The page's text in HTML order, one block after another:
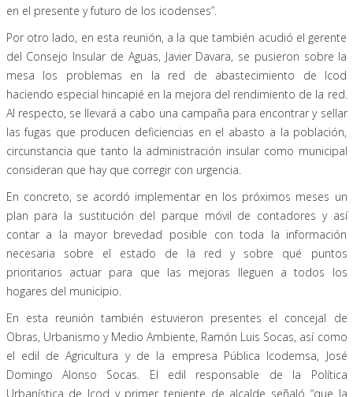
en el presente y futuro de los icodenses”.
Por otro lado, en esta reunión, a la que también acudió el gerente
del Consejo Insular de Aguas, Javier Davara, se pusieron sobre la
mesa los problemas en la red de abastecimiento de Icod
haciendo especial hincapié en la mejora del rendimiento de la red.
Al respecto, se llevará a cabo una campaña para encontrar y sellar
las fugas que producen deficiencias en el abasto a la población,
circunstancia que tanto la administración insular como municipal
consideran que hay que corregir con urgencia.
En concreto, se acordó implementar en los próximos meses un
plan para la sustitución del parque móvil de contadores y así
contar a la mayor brevedad posible con toda la información
necesaria sobre el estado de la red y sobre qué puntos
prioritarios actuar para que las mejoras lleguen a todos los
hogares del municipio.
En esta reunión también estuvieron presentes el concejal de
Obras, Urbanismo y Medio Ambiente, Ramón Luis Socas, así como
el edil de Agricultura y de la empresa Pública Icodemsa, José
Domingo Alonso Socas. El edil responsable de la Política
Urbanística de Icod y primer teniente de alcalde señaló “que la